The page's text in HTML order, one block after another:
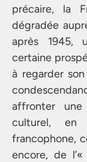
précaire, la
dégradée
après 1945,
certaine
à regarder
affronter
culturel, en
francophone,
encore, de